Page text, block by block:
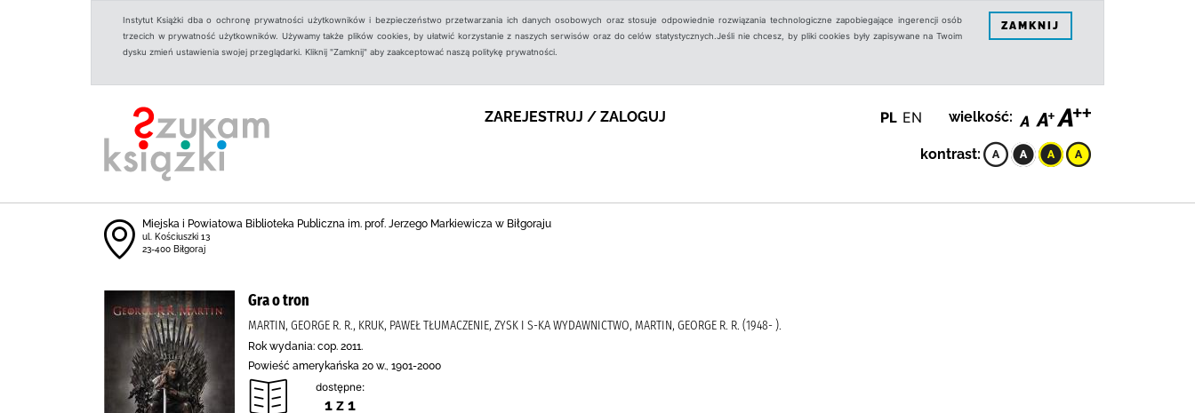
Instytut Książki dba o ochronę prywatności użytkowników i bezpieczeństwo przetwarzania ich danych osobowych oraz stosuje odpowiednie rozwiązania technologiczne zapobiegające ingerencji osób
trzecich w prywatność użytkowników. Używamy także plików cookies, by ułatwić korzystanie z naszych serwisów oraz do celów statystycznych.Jeśli nie chcesz, by pliki cookies były zapisywane na Twoim
dysku zmień ustawienia swojej przeglądarki. Kliknij "Zamknij" aby zaakceptować naszą politykę prywatności.
ZAMKNIJ
ZAREJESTRUJ / ZALOGUJ PL EN wielkość:
kontrast:
Miejska i Powiatowa Biblioteka Publiczna im. prof. Jerzego Markiewicza w Biłgoraju
ul. Kościuszki 13
23-400 Biłgoraj
Gra o tron
MARTIN, GEORGE R. R., KRUK, PAWEŁ TŁUMACZENIE, ZYSK I S-KA WYDAWNICTWO, MARTIN, GEORGE R. R. (1948- ).
Rok wydania: cop. 2011.
Powieść amerykańska 20 w., 1901-2000
dostępne:
1 z 1